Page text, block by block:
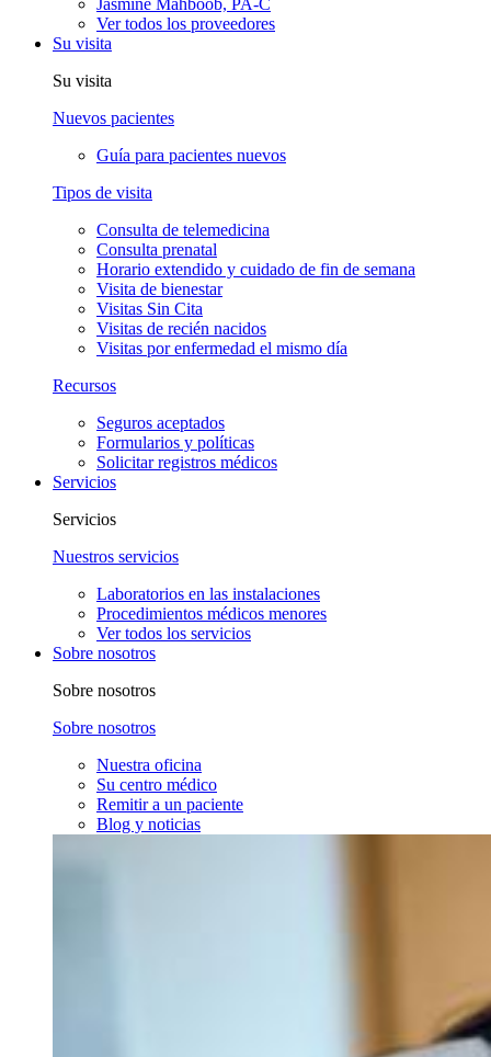
Jasmine Mahboob, PA-C
Ver todos los proveedores
Su visita
Su visita
Nuevos pacientes
Guía para pacientes nuevos
Tipos de visita
Consulta de telemedicina
Consulta prenatal
Horario extendido y cuidado de fin de semana
Visita de bienestar
Visitas Sin Cita
Visitas de recién nacidos
Visitas por enfermedad el mismo día
Recursos
Seguros aceptados
Formularios y políticas
Solicitar registros médicos
Servicios
Servicios
Nuestros servicios
Laboratorios en las instalaciones
Procedimientos médicos menores
Ver todos los servicios
Sobre nosotros
Sobre nosotros
Sobre nosotros
Nuestra oficina
Su centro médico
Remitir a un paciente
Blog y noticias